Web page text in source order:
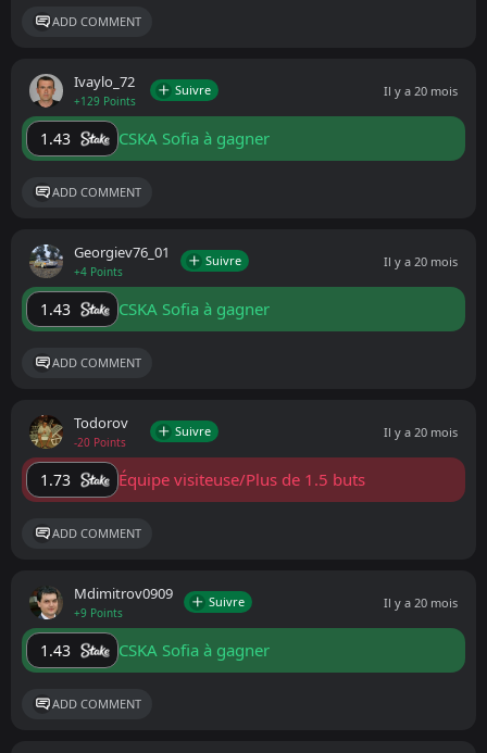
ADD COMMENT
Ivaylo_72
+129 Points
Suivre Il y a 20 mois
1.43 CSKA Sofia à gagner
ADD COMMENT
Georgiev76_01
+4 Points
Suivre Il y a 20 mois
1.43 CSKA Sofia à gagner
ADD COMMENT
Todorov
-20 Points
Suivre Il y a 20 mois
1.73 Équipe visiteuse/Plus de 1.5 buts
ADD COMMENT
Mdimitrov0909
+9 Points
Suivre Il y a 20 mois
1.43 CSKA Sofia à gagner
ADD COMMENT